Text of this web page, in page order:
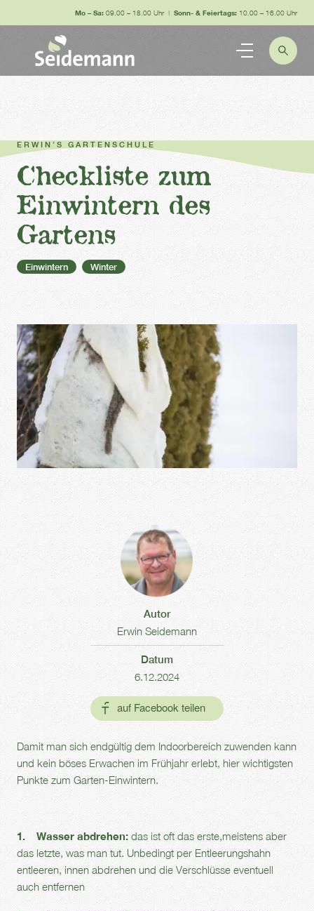
Mo – Sa: 09.00 – 18.00 Uhr | Sonn- & Feiertags: 10.00 – 16.00 Uhr
ERWIN’S GARTENSCHULE
Checkliste zum
Einwintern des
Gartens
Einwintern Winter
Damit man sich endgültig dem Indoorbereich zuwenden kann
und kein böses Erwachen im Frühjahr erlebt, hier wichtigsten
Punkte zum Garten-Einwintern.
1. Wasser abdrehen: das ist oft das erste,meistens aber
das letzte, was man tut. Unbedingt per Entleerungshahn
entleeren, innen abdrehen und die Verschlüsse eventuell
auch entfernen
Autor
Erwin Seidemann
Datum
6.12.2024